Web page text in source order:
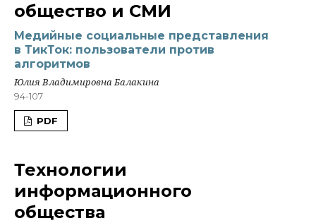
общество и СМИ
Медийные социальные представления
в ТикТок: пользователи против
алгоритмов
Юлия Владимировна Балакина
94-107
PDF
Технологии
информационного
общества